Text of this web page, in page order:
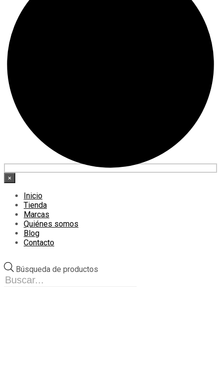
×
Inicio
Tienda
Marcas
Quiénes somos
Blog
Contacto
Búsqueda de productos